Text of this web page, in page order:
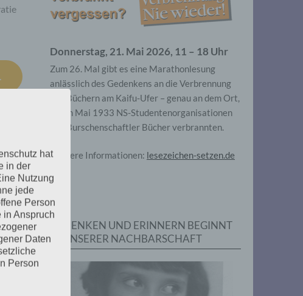
Donnerstag, 21. Mai 2026, 11 – 18 Uhr
Zum 26. Mal gibt es eine Marathonlesung
anlässlich des Gedenkens an die Verbrennung
von Büchern am Kaifu-Ufer – genau an dem Ort,
wo im Mai 1933 NS-Studentenorganisationen
und Burschenschaftler Bücher verbrannten.
Weitere Informationen: lesezeichen-setzen.de
GEDENKEN UND ERINNERN BEGINNT
IN UNSERER NACHBARSCHAFT
hat
in der
Nutzung
jede
Person
in Anspruch
Daten
Person